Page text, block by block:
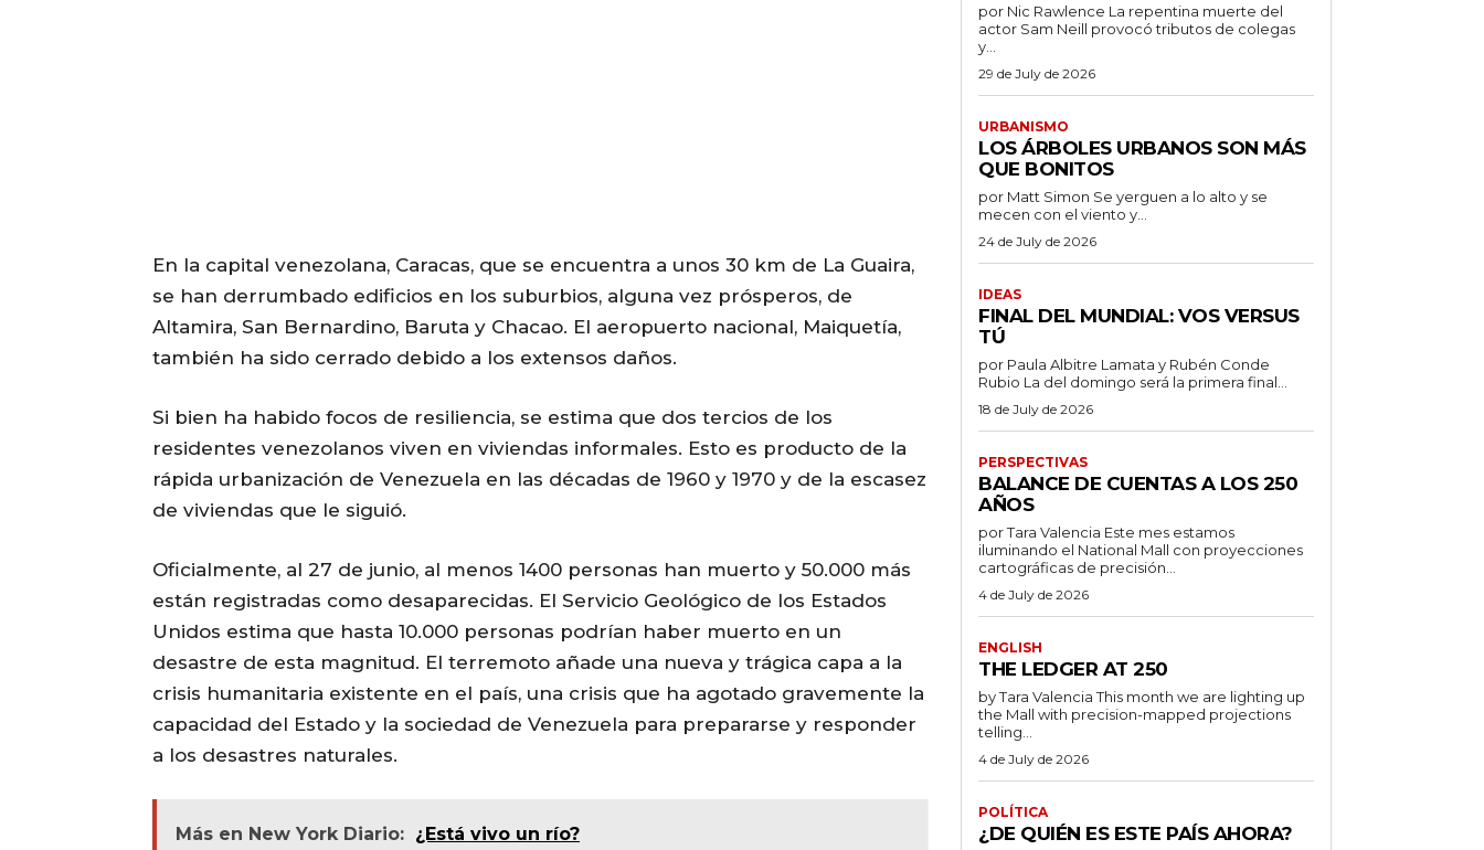
En la capital venezolana, Caracas, que se encuentra a unos 30 km de La Guaira,
se han derrumbado edificios en los suburbios, alguna vez prósperos, de
Altamira, San Bernardino, Baruta y Chacao. El aeropuerto nacional, Maiquetía,
también ha sido cerrado debido a los extensos daños.
Si bien ha habido focos de resiliencia, se estima que dos tercios de los
residentes venezolanos viven en viviendas informales. Esto es producto de la
rápida urbanización de Venezuela en las décadas de 1960 y 1970 y de la escasez
de viviendas que le siguió.
Oficialmente, al 27 de junio, al menos 1400 personas han muerto y 50.000 más
están registradas como desaparecidas. El Servicio Geológico de los Estados
Unidos estima que hasta 10.000 personas podrían haber muerto en un
desastre de esta magnitud. El terremoto añade una nueva y trágica capa a la
crisis humanitaria existente en el país, una crisis que ha agotado gravemente la
capacidad del Estado y la sociedad de Venezuela para prepararse y responder
a los desastres naturales.
Más en New York Diario: ¿Está vivo un río?
por Nic Rawlence La repentina muerte del
actor Sam Neill provocó tributos de colegas
y...
29 de July de 2026
URBANISMO
LOS ÁRBOLES URBANOS SON MÁS
QUE BONITOS
por Matt Simon Se yerguen a lo alto y se
mecen con el viento y...
24 de July de 2026
IDEAS
FINAL DEL MUNDIAL: VOS VERSUS
TÚ
por Paula Albitre Lamata y Rubén Conde
Rubio La del domingo será la primera final...
18 de July de 2026
PERSPECTIVAS
BALANCE DE CUENTAS A LOS 250
AÑOS
por Tara Valencia Este mes estamos
iluminando el National Mall con proyecciones
cartográficas de precisión...
4 de July de 2026
ENGLISH
THE LEDGER AT 250
by Tara Valencia This month we are lighting up
the Mall with precision-mapped projections
telling...
4 de July de 2026
POLÍTICA
¿DE QUIÉN ES ESTE PAÍS AHORA?